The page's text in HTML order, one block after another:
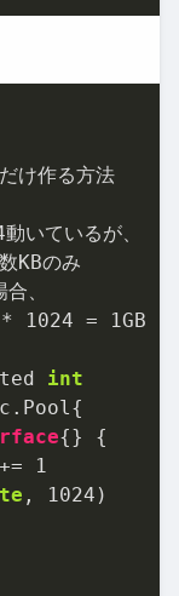
け作る方法
動いているが、
KBのみ
、
* 1024 = 1GB
int
{} {
1
, 1024